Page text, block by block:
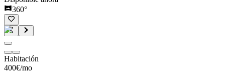
360°
Habitación
400€/mo